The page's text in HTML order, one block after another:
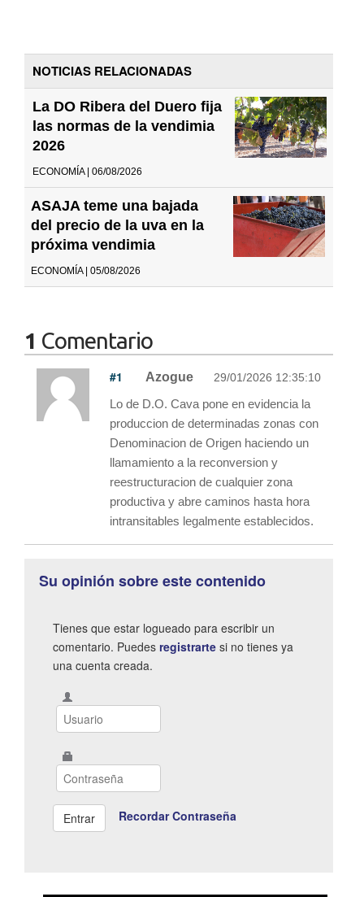
NOTICIAS RELACIONADAS
La DO Ribera del Duero fija
las normas de la vendimia
2026
ECONOMÍA | 06/08/2026
ASAJA teme una bajada
del precio de la uva en la
próxima vendimia
ECONOMÍA | 05/08/2026
1 Comentario
#1 Azogue 29/01/2026 12:35:10
Lo de D.O. Cava pone en evidencia la
produccion de determinadas zonas con
Denominacion de Origen haciendo un
llamamiento a la reconversion y
reestructuracion de cualquier zona
productiva y abre caminos hasta hora
intransitables legalmente establecidos.
Su opinión sobre este contenido
Tienes que estar logueado para escribir un
comentario. Puedes registrarte si no tienes ya
una cuenta creada.
Recordar Contraseña